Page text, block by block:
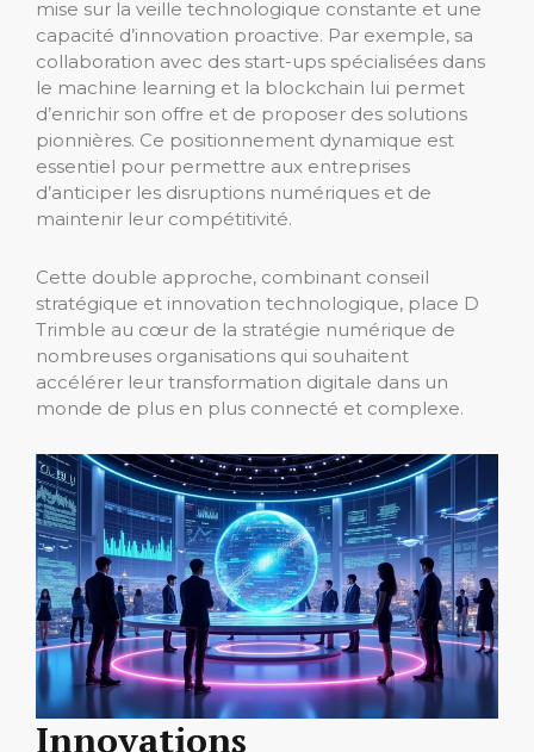
mise sur la veille technologique constante et une
capacité d’innovation proactive. Par exemple, sa
collaboration avec des start-ups spécialisées dans
le machine learning et la blockchain lui permet
d’enrichir son offre et de proposer des solutions
pionnières. Ce positionnement dynamique est
essentiel pour permettre aux entreprises
d’anticiper les disruptions numériques et de
maintenir leur compétitivité.
Cette double approche, combinant conseil
stratégique et innovation technologique, place D
Trimble au cœur de la stratégie numérique de
nombreuses organisations qui souhaitent
accélérer leur transformation digitale dans un
monde de plus en plus connecté et complexe.
Innovations